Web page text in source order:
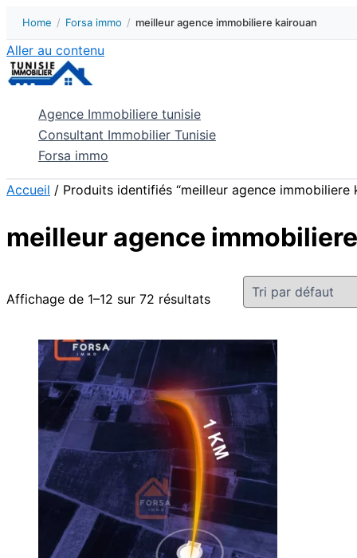
Home / Forsa immo / meilleur agence immobiliere kairouan
Aller au contenu
Agence Immobiliere tunisie
Consultant Immobilier Tunisie
Forsa immo
Accueil / Produits identifiés “meilleur agence immobiliere
meilleur agence
Affichage de 1–12 sur 72 résultats